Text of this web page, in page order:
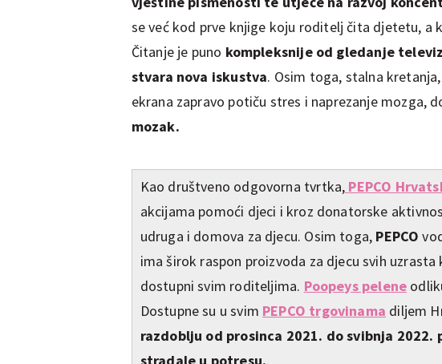
se već kod prve knjige koju roditelj čita djetetu, a
Čitanje je puno kompleksnije od gledanje
stvara nova iskustva. Osim toga, stalna
ekrana zapravo potiču stres i naprezanje mozga,
mozak.
Kao društveno odgovorna tvrtka, PEPCO
akcijama pomoći djeci i kroz donatorske
udruga i domova za djecu. Osim toga, PEPCO
ima širok raspon proizvoda za djecu svih
dostupni svim roditeljima. Poopeys pelene
Dostupne su u svim PEPCO trgovinama diljem
razdoblju od prosinca 2021. do svibnja 2022.